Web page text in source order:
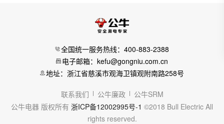
全国统一服务热线：400-883-2388
电子邮箱：kefu@gongniu.com.cn
地址：浙江省慈溪市观海卫镇观附南路258号
联系我们 公牛廉政
公牛SRM
公牛电器 版权所有 浙ICP备12002995号-1 ©2018 Bull Electric All
rights reserved.